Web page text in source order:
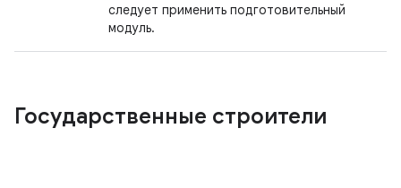
следует применить подготовительный
модуль.
Государственные строители